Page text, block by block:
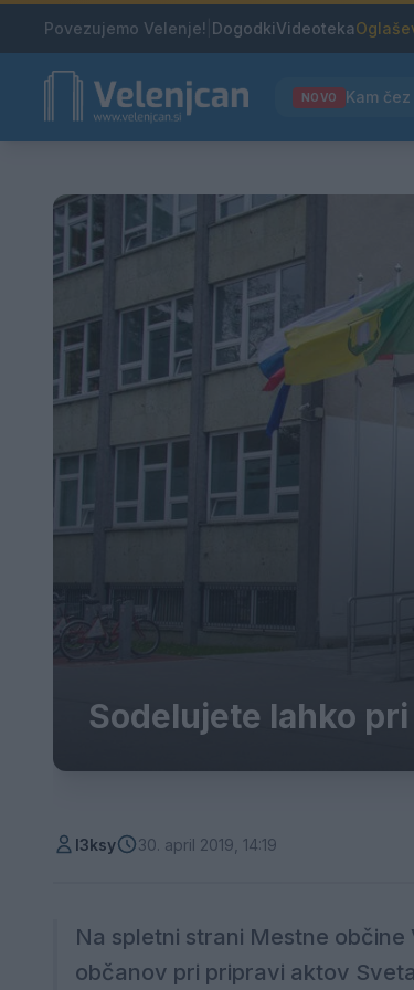
Povezujemo Velenje! DogodkiVideoteka
NOVO
Sodelujete lahko
l3ksy 30. april 2019, 14:19
Na spletni strani Mestne
občanov pri pripravi aktov